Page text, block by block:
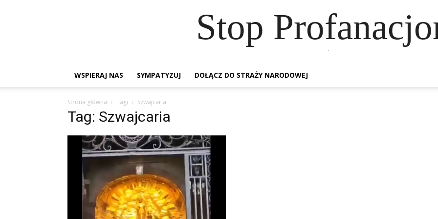
Stop
WSPIERAJ NAS SYMPATYZUJ DOŁĄCZ DO STRAŻY NARODOWEJ
Strona główna Tagi Szwajcaria
Tag: Szwajcaria